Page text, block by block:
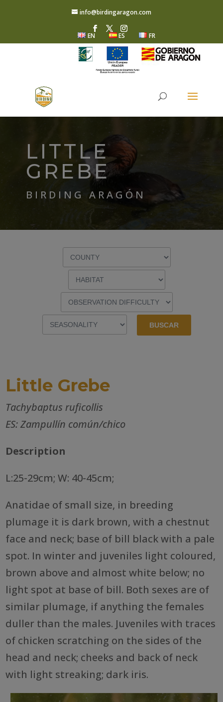
info@birdingaragon.com
EN ES FR
LITTLE
GREBE
BIRDING ARAGÓN
Little Grebe
Tachybaptus ruficollis
ES: Zampullín común/chico
Description
L:25-29cm; W: 40-45cm;
Anatidae of small size, in breeding
plumage it is dark brown, with a chestnut
face and neck; base of bill black with a pale
spot. In winter and juveniles light coloured,
brown above and almost white below; no
light spot at base of bill. Both sexes are of
similar plumage, if anything the females
duller than the males. Juveniles with traces
of chicken scratching on the sides of the
head and neck; cheeks and back of neck
with light streaking; dark iris.